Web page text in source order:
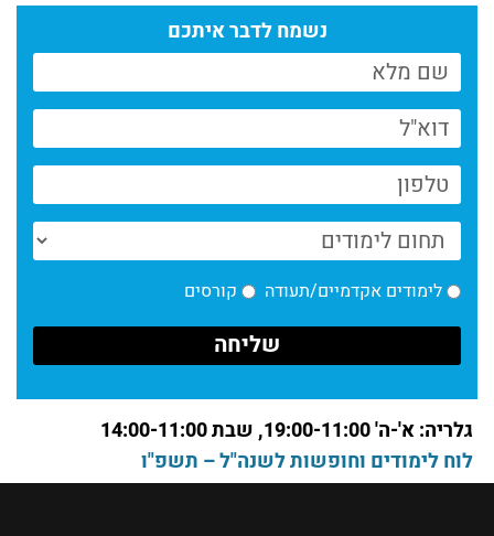
קרא עוד >
חדשות מחלקת כתיבה | דצמבר
חדשות מחלקת כתיבה | אוקטובר
קרא עוד >
שני ספרים חדשים של בוגרי מחלקת הכתיבה
קרא עוד >
עם אור חיים בן עטר בוגר ושירים מתוך ערב שירה
קרא עוד >
מחלקת הכתיבה במנשר – שנת ה־20
נשמח לדבר איתכם
לימודים אקדמיים/תעודה קורסים
גלריה: א'-ה' 19:00-11:00, שבת 14:00-11:00
לוח לימודים וחופשות לשנה"ל – תשפ"ו